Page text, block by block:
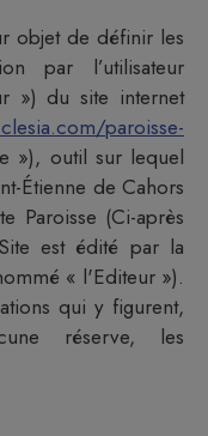
objet de définir les
par l’utilisateur
») du site internet
paroisse-
»), outil sur lequel
Étienne de Cahors
Paroisse (Ci-après
est édité par la
« l'Editeur »).
qui y figurent,
réserve, les